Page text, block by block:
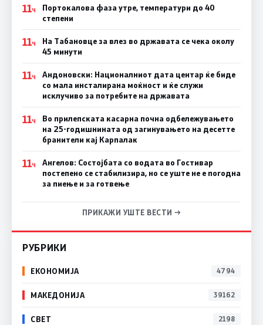
11Ч
Портокалова фаза утре, температури до 40
степени
11Ч
На Табановце за влез во државата се чека околу
45 минути
11Ч
Андоновски: Националниот дата центар ќе биде
со мала инсталирана моќност и ќе служи
исклучиво за потребите на државата
11Ч
Во прилепската касарна почна одбележувањето
на 25-годишнината од загинувањето на десетте
бранители кај Карпалак
11Ч
Ангелов: Состојбата со водата во Гостивар
постепено се стабилизира, но се уште не е погодна
за пиење и за готвење
ПРИКАЖИ УШТЕ ВЕСТИ →
РУБРИКИ
ЕКОНОМИЈА 4794
МАКЕДОНИЈА 39162
СВЕТ 2198